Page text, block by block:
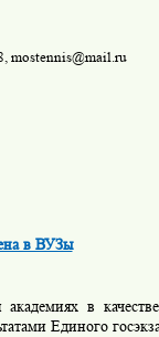
mostennis@mail.ru
в ВУЗы
в
Единого